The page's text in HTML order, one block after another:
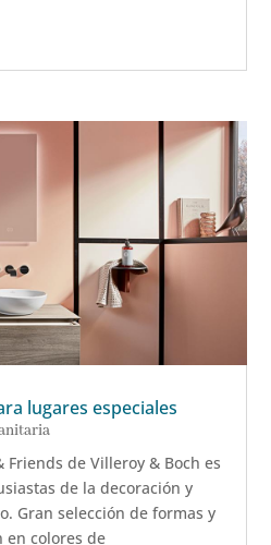
lugares especiales
Friends de Villeroy & Boch es
de la decoración y
Gran selección de formas y
en colores de